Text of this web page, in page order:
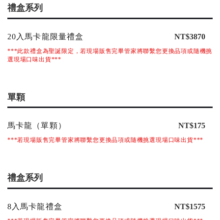
禮盒系列
20入馬卡龍限量禮盒 NT$3870
***此款禮盒為聖誕限定，若現場販售完畢管家將聯繫您更換品項或隨機挑
選現場口味出貨***
單顆
馬卡龍（單顆） NT$175
***若現場販售完畢管家將聯繫您更換品項或隨機挑選現場口味出貨***
禮盒系列
8入馬卡龍禮盒 NT$1575